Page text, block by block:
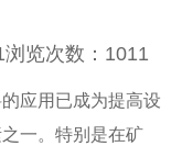
浏览次数： 1011
应用已成为提高设
一。特别是在矿